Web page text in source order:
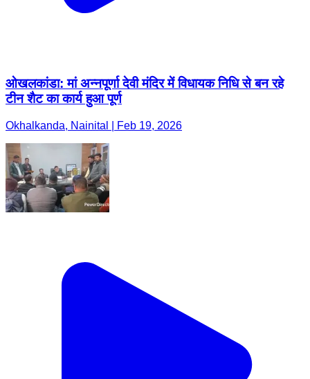
ओखलकांडा: मां अन्नपूर्णा देवी मंदिर में विधायक निधि से बन रहे
टीन शैट का कार्य हुआ पूर्ण
Okhalkanda, Nainital | Feb 19, 2026